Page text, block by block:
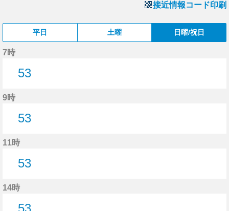
接近情報コード印刷
平日 土曜 日曜/祝日
7時
53
9時
53
11時
53
14時
53